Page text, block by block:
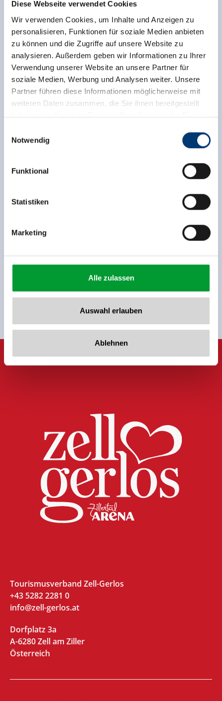
Diese Webseite verwendet Cookies
Wir verwenden Cookies, um Inhalte und Anzeigen zu
personalisieren, Funktionen für soziale Medien anbieten
zu können und die Zugriffe auf unsere Website zu
analysieren. Außerdem geben wir Informationen zu Ihrer
Verwendung unserer Website an unsere Partner für
soziale Medien, Werbung und Analysen weiter. Unsere
Partner führen diese Informationen möglicherweise mit
weiteren Daten zusammen, die Sie ihnen bereitgestellt
haben oder die sie im Rahmen Ihrer Nutzung der Dienste
Rohr 23// A-6280 Zell am Ziller
www.zillertalarena.com
Notwendig
Funktional
Statistiken
Marketing
Alle zulassen
Auswahl erlauben
Ablehnen
Jetzt für den newsletter
anmelden!
Anmelden
Tourismusverband Zell-Gerlos
+43 5282 2281 0
info@zell-gerlos.at
Dorfplatz 3a
A-6280 Zell am Ziller
Österreich